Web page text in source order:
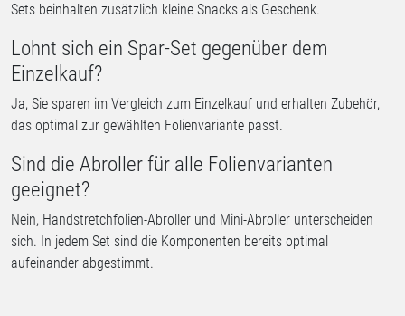
Sets beinhalten zusätzlich kleine Snacks als Geschenk.
Lohnt sich ein Spar-Set gegenüber dem
Einzelkauf?
Ja, Sie sparen im Vergleich zum Einzelkauf und erhalten Zubehör,
das optimal zur gewählten Folienvariante passt.
Sind die Abroller für alle Folienvarianten
geeignet?
Nein, Handstretchfolien-Abroller und Mini-Abroller unterscheiden
sich. In jedem Set sind die Komponenten bereits optimal
aufeinander abgestimmt.